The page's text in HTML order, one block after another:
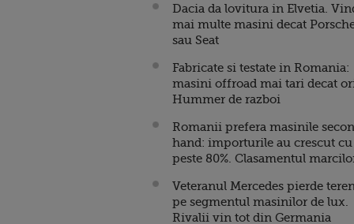
Dacia da lovitura in Elvetia.
mai multe masini decat
sau Seat
Fabricate si testate in Romania:
masini offroad mai tari decat
Hummer de razboi
Romanii prefera masinile
hand: importurile au crescut cu
peste 80%. Clasamentul
Veteranul Mercedes pierde
pe segmentul masinilor de lux.
Rivalii vin tot din Germania